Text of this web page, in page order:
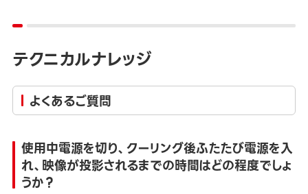
テクニカルナレッジ
よくあるご質問
使用中電源を切り、クーリング後ふたたび電源を入
れ、映像が投影されるまでの時間はどの程度でしょ
うか？